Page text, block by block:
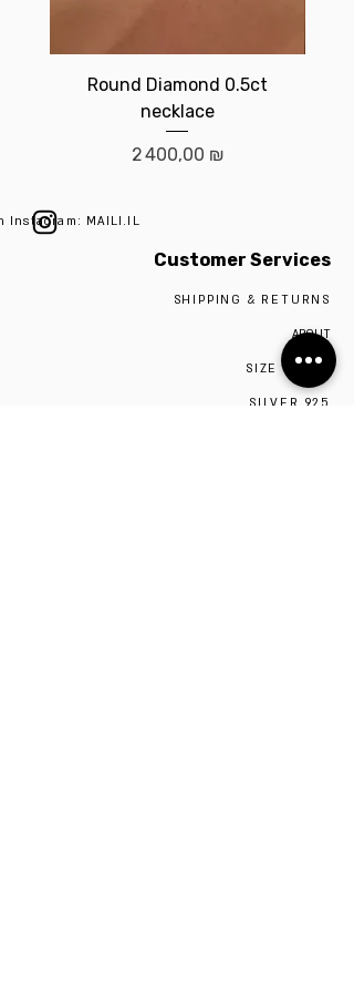
Round Diamond 0.5ct
necklace
Prix
2 400,00 ₪
Customer Services
SHIPPING & RETURNS
ABOUT
SIZE GUIDE
SILVER 925
Instagram: MAILI.IL